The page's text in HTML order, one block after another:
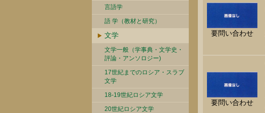
言語学
語 学（教材と研究）
文学
文学一般（学事典・文学史・
評論・アンソロジー)
17世紀までのロシア・スラブ
文学
18-19世紀ロシア文学
20世紀ロシア文学
要問い合わせ
要問い合わせ